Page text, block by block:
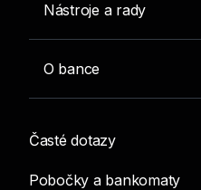
Nástroje a rady
O bance
Časté dotazy
Pobočky a bankomaty